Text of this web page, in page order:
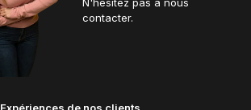
N'hésitez pas à nous
contacter.